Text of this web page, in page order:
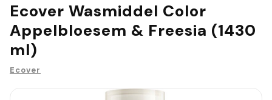
Ecover Wasmiddel Color
Appelbloesem & Freesia (1430
ml)
Ecover